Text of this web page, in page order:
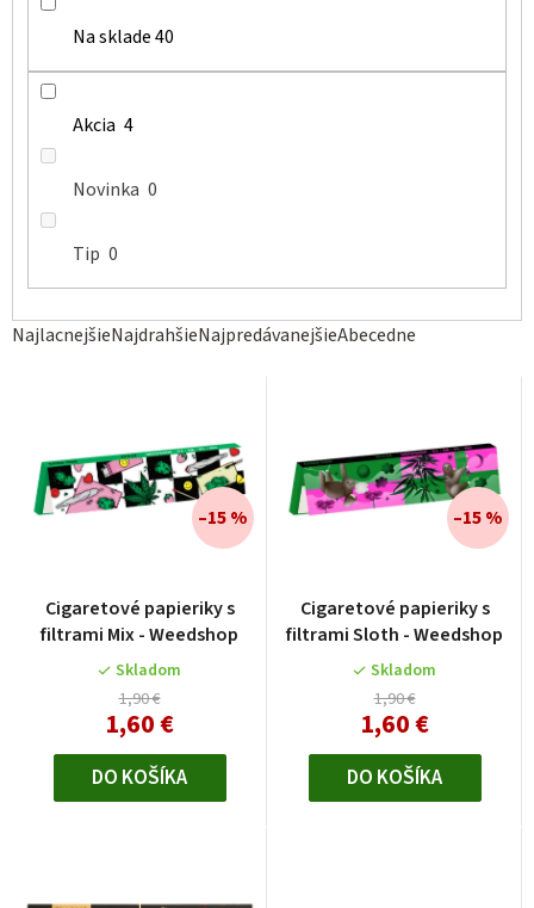
R
NajlacnejšieNajdrahšieNajpredávanejšieAbecedne
Na sklade40
Akcia 4
Novinka 0
Tip 0
Cigaretové papieriky s
filtrami Mix - Weedshop
Skladom
1,90 €
1,60 €
–15 %
DO KOŠÍKA
Cigaretové papieriky s
filtrami Sloth - Weedshop
Skladom
1,90 €
1,60 €
–15 %
DO KOŠÍKA